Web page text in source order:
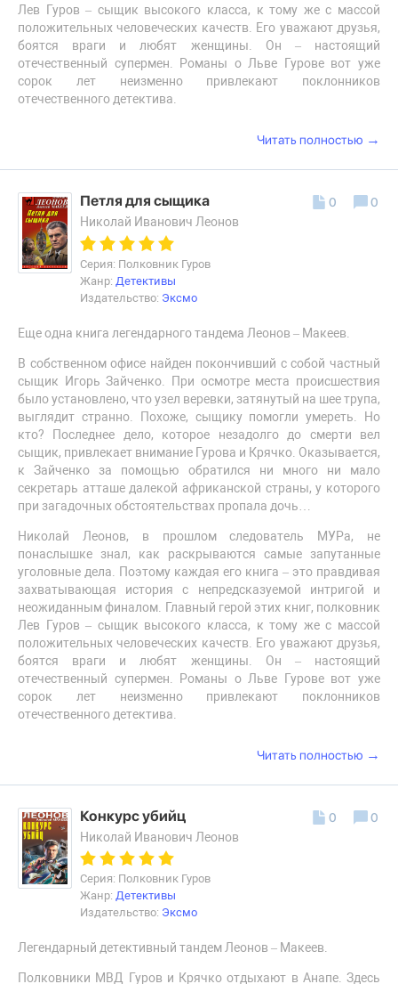
Лев Гуров – сыщик высокого класса, к тому же с массой
положительных человеческих качеств. Его уважают друзья,
боятся враги и любят женщины. Он – настоящий
отечественный супермен. Романы о Льве Гурове вот уже
сорок лет неизменно привлекают поклонников
отечественного детектива.
Читать полностью →
Петля для сыщика
Николай Иванович Леонов
Серия: Полковник Гуров
Жанр: Детективы
Издательство: Эксмо
Еще одна книга легендарного тандема Леонов – Макеев.
В собственном офисе найден покончивший с собой частный
сыщик Игорь Зайченко. При осмотре места происшествия
было установлено, что узел веревки, затянутый на шее трупа,
выглядит странно. Похоже, сыщику помогли умереть. Но
кто? Последнее дело, которое незадолго до смерти вел
сыщик, привлекает внимание Гурова и Крячко. Оказывается,
к Зайченко за помощью обратился ни много ни мало
секретарь атташе далекой африканской страны, у которого
при загадочных обстоятельствах пропала дочь…
Николай Леонов, в прошлом следователь МУРа, не
понаслышке знал, как раскрываются самые запутанные
уголовные дела. Поэтому каждая его книга – это правдивая
захватывающая история с непредсказуемой интригой и
неожиданным финалом. Главный герой этих книг, полковник
Лев Гуров – сыщик высокого класса, к тому же с массой
положительных человеческих качеств. Его уважают друзья,
боятся враги и любят женщины. Он – настоящий
отечественный супермен. Романы о Льве Гурове вот уже
сорок лет неизменно привлекают поклонников
отечественного детектива.
0 0
Читать полностью →
Конкурс убийц
Николай Иванович Леонов
Серия: Полковник Гуров
Жанр: Детективы
Издательство: Эксмо
Легендарный детективный тандем Леонов – Макеев.
Полковники МВД Гуров и Крячко отдыхают в Анапе. Здесь
0 0